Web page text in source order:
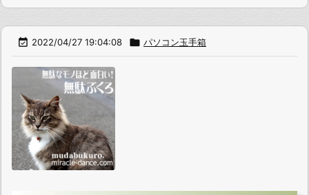
 2022/04/27 19:04:08  パソコン玉手箱